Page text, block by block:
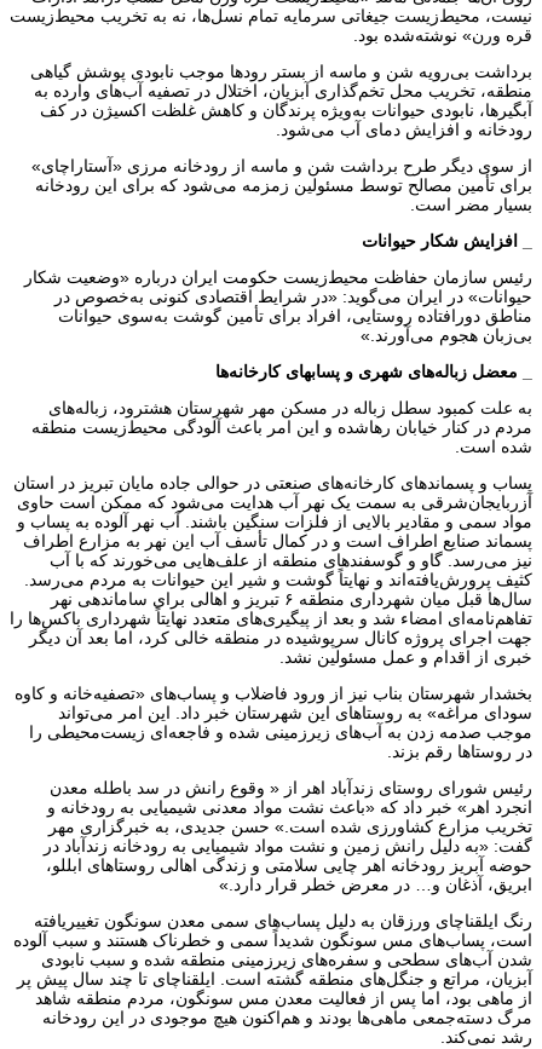
نیست، محیط‌زیست جیغاتی سرمایه تمام نسل‌ها، نه به تخریب محیط‌زیست
قره ورن» نوشته‌شده بود.
برداشت بی‌رویه شن و ماسه از بستر رودها موجب نابودی پوشش گیاهی
منطقه، تخریب محل تخم‌گذاری آبزیان، اختلال در تصفیه آب‌های وارده به
آبگیرها، نابودی حیوانات به‌ویژه پرندگان و کاهش غلظت اکسیژن در کف
رودخانه و افزایش دمای آب می‌شود.
از سوی دیگر طرح برداشت شن و ماسه از رودخانه مرزی «آستاراچای»
برای تأمین مصالح توسط مسئولین زمزمه می‌شود که برای این رودخانه
بسیار مضر است.
_ افزایش شکار حیوانات
رئیس سازمان حفاظت محیط‌زیست حکومت ایران درباره «وضعیت شکار
حیوانات» در ایران می‌گوید: «در شرایط اقتصادی کنونی به‌خصوص در
مناطق دورافتاده روستایی، افراد برای تأمین گوشت به‌سوی حیوانات
بی‌زبان هجوم می‌آورند.»
_ معضل زباله‌های شهری و پسابهای کارخانه‌ها
به علت کمبود سطل زباله در مسکن مهر شهرستان هشترود، زباله‌های
مردم در کنار خیابان رهاشده و این امر باعث آلودگی محیط‌زیست منطقه
شده است.
پساب و پسماندهای کارخانه‌های صنعتی در حوالی جاده مایان تبریز در استان
آزربایجان‌شرقی به سمت یک نهر آب هدایت می‌شود که ممکن است حاوی
مواد سمی و مقادیر بالایی از فلزات سنگین باشند. آب نهر آلوده به پساب و
پسماند صنایع اطراف است و در کمال تأسف آب این نهر به مزارع اطراف
نیز می‌رسد. گاو و گوسفندهای منطقه از علف‌هایی می‌خورند که با آب
کثیف پرورش‌یافته‌اند و نهایتاً گوشت و شیر این حیوانات به مردم می‌رسد.
سال‌ها قبل میان شهرداری منطقه ۶ تبریز و اهالی برای ساماندهی نهر
تفاهم‌نامه‌ای امضاء شد و بعد از پیگیری‌های متعدد نهایتاً شهرداری باکس‌ها را
جهت اجرای پروژه کانال سرپوشیده در منطقه خالی کرد، اما بعد آن دیگر
خبری از اقدام و عمل مسئولین نشد.
بخشدار شهرستان بناب نیز از ورود فاضلاب و پساب‌های «تصفیه‌خانه و کاوه
سودای مراغه» به روستاهای این شهرستان خبر داد. این امر می‌تواند
موجب صدمه زدن به آب‌های زیرزمینی شده و فاجعه‌ای زیست‌محیطی را
در روستاها رقم بزند.
رئیس شورای روستای زندآباد اهر از « وقوع رانش در سد باطله معدن
انجرد اهر» خبر داد که «باعث نشت مواد معدنی شیمیایی به رودخانه و
تخریب مزارع کشاورزی شده است.» حسن جدیدی، به خبرگزاری مهر
گفت: «به دلیل رانش زمین و نشت مواد شیمیایی به رودخانه‌ زندآباد در
حوضه‌ آبریز رودخانه‌ اهر چایی سلامتی و زندگی اهالی روستاهای ابللو،
ابریق، آذغان و… در معرض خطر قرار دارد.»
رنگ ایلقناچای ورزقان به دلیل پساب‌های سمی معدن سونگون تغییریافته
است، پساب‌های مس سونگون شدیداً سمی و خطرناک هستند و سبب آلوده
شدن آب‌های سطحی و سفره‌های زیرزمینی منطقه شده و سبب نابودی
آبزیان، مراتع و جنگل‌های منطقه گشته است. ایلقناچای تا چند سال پیش پر
از ماهی بود، اما پس از فعالیت معدن مس سونگون، مردم منطقه شاهد
مرگ دسته‌جمعی ماهی‌ها بودند و هم‌اکنون هیچ موجودی در این رودخانه
رشد نمی‌کند.